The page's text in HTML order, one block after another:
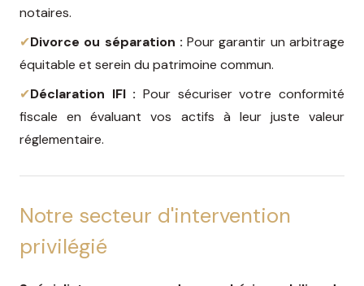
notaires.
✔Divorce ou séparation : Pour garantir un arbitrage
équitable et serein du patrimoine commun.
✔Déclaration IFI : Pour sécuriser votre conformité
fiscale en évaluant vos actifs à leur juste valeur
réglementaire.
Notre secteur d'intervention
privilégié